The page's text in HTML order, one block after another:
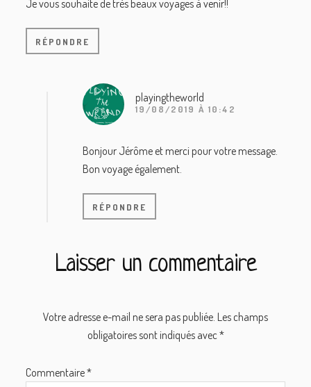
Je vous souhaite de très beaux voyages à venir!!
RÉPONDRE
playingtheworld
19/08/2019 À 10:42
Bonjour Jérôme et merci pour votre message.
Bon voyage également.
RÉPONDRE
Laisser un commentaire
Votre adresse e-mail ne sera pas publiée. Les champs
obligatoires sont indiqués avec*
Commentaire*